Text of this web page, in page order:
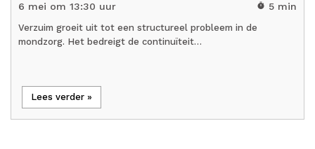
6 mei om 13:30 uur timer 5 min
Verzuim groeit uit tot een structureel probleem in de
mondzorg. Het bedreigt de continuïteit…
Lees verder »